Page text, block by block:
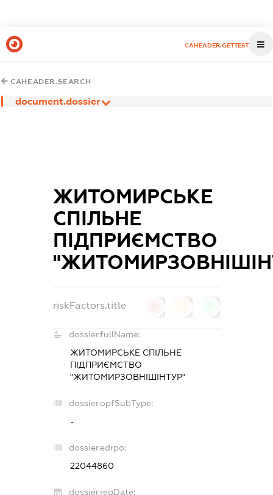
CAHEADER.GETTEST
CAHEADER.SEARCH
document.dossier
ЖИТОМИРСЬКЕ
СПІЛЬНЕ
ПІДПРИЄМСТВО
riskFactors.title
dossier.fullName:
ЖИТОМИРСЬКЕ СПІЛЬНЕ
ПІДПРИЄМСТВО
"ЖИТОМИРЗОВНІШІНТУР"
dossier.opfSubType:
-
dossier.edrpo:
22044860
dossier.regDate: